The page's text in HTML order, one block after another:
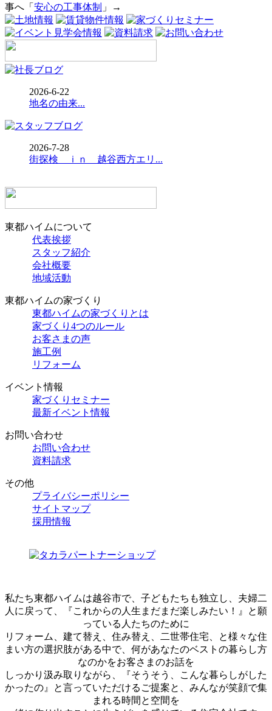
事へ「 安心の工事体制 」→
2026-6-22
地名の由来...
2026-7-28
街探検 ｉｎ 越谷西方エリ...
東都ハイムについて
代表挨拶
スタッフ紹介
会社概要
地域活動
東都ハイムの家づくり
東都ハイムの家づくりとは
家づくり4つのルール
お客さまの声
施工例
リフォーム
イベント情報
家づくりセミナー
最新イベント情報
お問い合わせ
お問い合わせ
資料請求
その他
プライバシーポリシー
サイトマップ
採用情報
私たち東都ハイムは越谷市で、子どもたちも独立し、夫婦二
人に戻って、『これからの人生まだまだ楽しみたい！』と願
っている人たちのために
リフォーム、建て替え、住み替え、二世帯住宅、と様々な住
まい方の選択肢がある中で、何があなたのベストの暮らし方
なのかをお客さまのお話を
しっかり汲み取りながら、『そうそう、こんな暮らしがした
かったの』と言っていただけるご提案と、みんなが笑顔で集
まれる時間と空間を